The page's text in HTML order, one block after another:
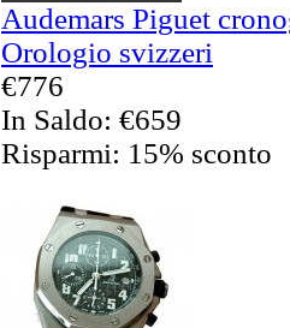
Audemars Piguet
Orologio svizzeri
€776
In Saldo: €659
Risparmi: 15% sconto